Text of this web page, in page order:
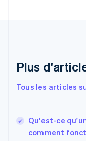
Plus
Tous les articles
Qu'est-ce
comment
Español English
English
Finlande
EnglishSvenska